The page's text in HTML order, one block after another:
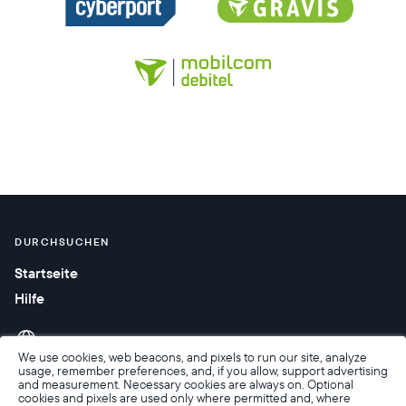
We use cookies, web beacons, and pixels to run our site, analyze
usage, remember preferences, and, if you allow, support advertising
and measurement. Necessary cookies are always on. Optional
cookies and pixels are used only where permitted and, where
DURCHSUCHEN
Startseite
Hilfe